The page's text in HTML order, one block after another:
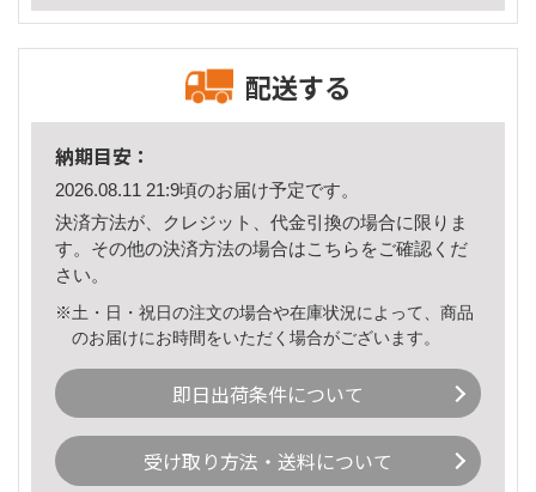
配送する
納期目安：
2026.08.11 21:9頃のお届け予定です。
決済方法が、クレジット、代金引換の場合に限りま
す。その他の決済方法の場合はこちら をご確認くだ
さい。
※土・日・祝日の注文の場合や在庫状況によって、商品
のお届けにお時間をいただく場合がございます。
即日出荷条件について
受け取り方法・送料について